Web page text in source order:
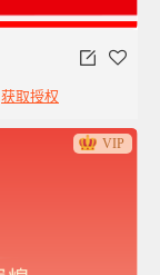
获取授权
VIP